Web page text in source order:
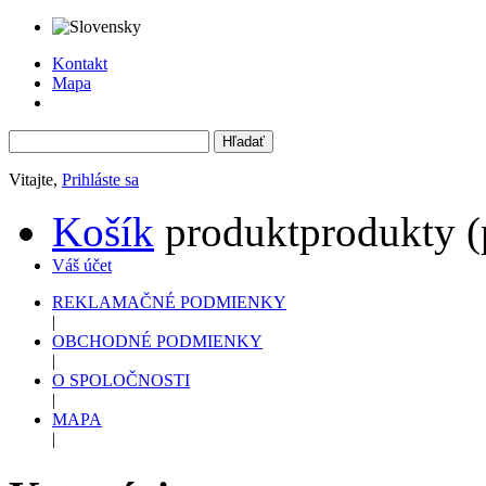
Kontakt
Mapa
Vitajte, Prihláste sa
Košík produktprodukty
Váš účet
REKLAMAČNÉ PODMIENKY
|
OBCHODNÉ PODMIENKY
|
O SPOLOČNOSTI
|
MAPA
|